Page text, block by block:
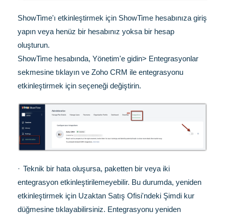
ShowTime'ı etkinleştirmek için ShowTime hesabınıza giriş
yapın veya henüz bir hesabınız yoksa bir hesap
oluşturun.
ShowTime hesabında, Yönetim'e gidin> Entegrasyonlar
sekmesine tıklayın ve Zoho CRM ile entegrasyonu
etkinleştirmek için seçeneği değiştirin.
· Teknik bir hata oluşursa, paketten bir veya iki
entegrasyon etkinleştirilemeyebilir. Bu durumda, yeniden
etkinleştirmek için Uzaktan Satış Ofisi'ndeki Şimdi kur
düğmesine tıklayabilirsiniz. Entegrasyonu yeniden